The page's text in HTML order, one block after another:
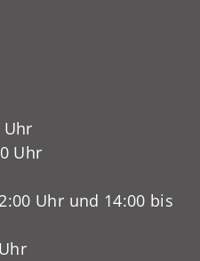
Uhr
Uhr
Uhr und 14:00 bis